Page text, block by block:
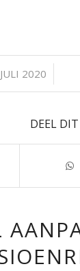
2020
/
DEEL